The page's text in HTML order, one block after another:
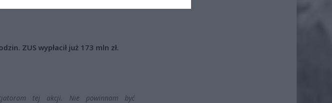
ZUS wypłacił już 173 mln zł.
tej akcji. Nie powinnam być